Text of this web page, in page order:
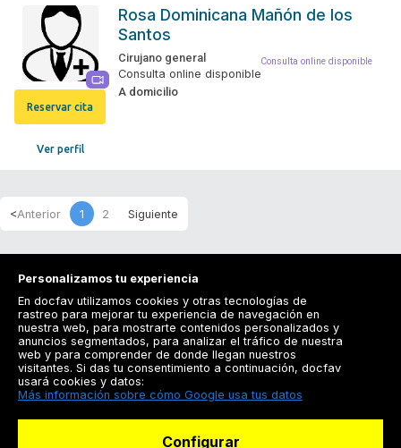
Ver perfil
Reservar cita
Rosa Dominicana Mañón de los
Santos
Cirujano general Consulta online disponible
Consulta online disponible
A domicilio
1 2
Registrarse
Docfav
Personalizamos tu experiencia
En docfav utilizamos cookies y otras tecnologías de
rastreo para mejorar tu experiencia de navegación en
nuestra web, para mostrarte contenidos personalizados y
anuncios segmentados, para analizar el tráfico de nuestra
web y para comprender de donde llegan nuestros
visitantes. Si das tu consentimiento a continuación, docfav
usará cookies y datos:
Más información sobre cómo Google usa tus datos
Configurar